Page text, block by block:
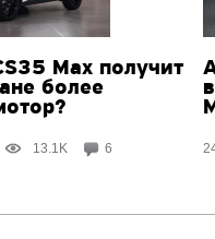
Max получит
более
13.1K 6